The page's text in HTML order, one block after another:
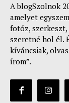
A blogSzolnok
amelyet
fotóz,
szeretné hol él.
kíváncsiak,
írom”.